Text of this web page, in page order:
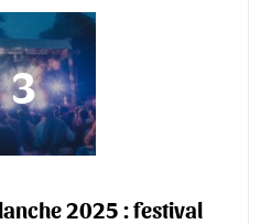
2025 : festival